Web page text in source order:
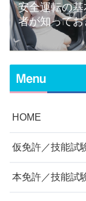
安全運転の
者が知って
転の知識
Menu
HOME
仮免許／技能試
本免許／技能試